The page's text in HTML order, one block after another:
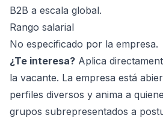
B2B a escala global.
Rango salarial
No especificado por la empresa.
¿Te interesa? Aplica
la vacante. La empresa está
perfiles diversos y anima a
grupos subrepresentados a